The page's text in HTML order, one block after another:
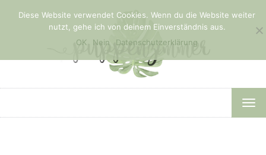
Diese Website verwendet Cookies. Wenn du die Website weiter
nutzt, gehe ich von deinem Einverständnis aus.
OK
Nein Datenschutzerklärung